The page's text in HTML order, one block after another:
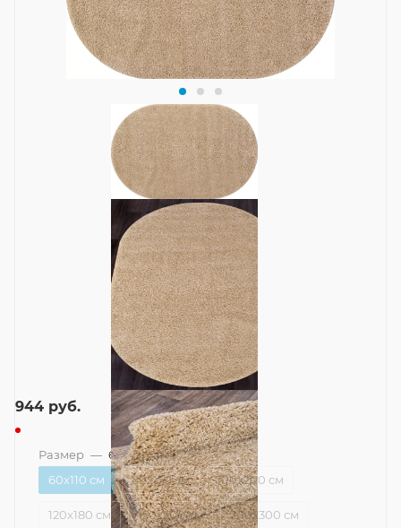
944 руб.
Размер — 60x110 см
60x110 см
80x150 см 100x200 см
120x180 см 150x300 см 200x300 см